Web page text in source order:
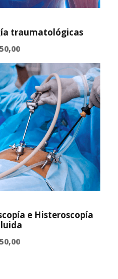
traumatológicas
e Histeroscopía